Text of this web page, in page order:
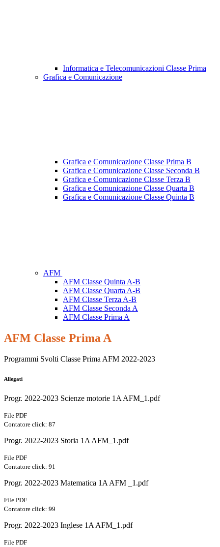
Informatica e Telecomunicazioni Classe Prima
Grafica e Comunicazione
Grafica e Comunicazione Classe Prima B
Grafica e Comunicazione Classe Seconda B
Grafica e Comunicazione Classe Terza B
Grafica e Comunicazione Classe Quarta B
Grafica e Comunicazione Classe Quinta B
AFM
AFM Classe Quinta A-B
AFM Classe Quarta A-B
AFM Classe Terza A-B
AFM Classe Seconda A
AFM Classe Prima A
AFM Classe Prima A
Programmi Svolti Classe Prima AFM 2022-2023
Allegati
Progr. 2022-2023 Scienze motorie 1A AFM_1.pdf
File PDF
Contatore click: 87
Progr. 2022-2023 Storia 1A AFM_1.pdf
File PDF
Contatore click: 91
Progr. 2022-2023 Matematica 1A AFM _1.pdf
File PDF
Contatore click: 99
Progr. 2022-2023 Inglese 1A AFM_1.pdf
File PDF